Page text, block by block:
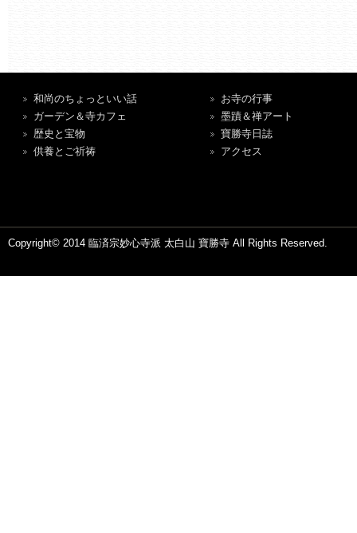
和尚のちょっといい話
ガーデン＆寺カフェ
歴史と宝物
供養とご祈祷
お寺の行事
墨蹟＆禅アート
寶勝寺日誌
アクセス
Copyright© 2014 臨済宗妙心寺派 太白山 寶勝寺 All Rights Reserved.